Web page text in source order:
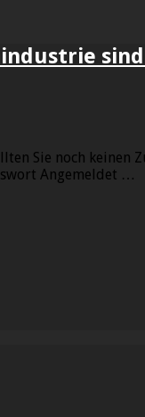
Sie noch
Angemeldet …